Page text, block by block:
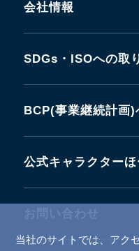
当社のサイトでは、アク
会社情報
SDGs・ISOへの取
BCP(事業継続計画)
公式キャラクター
お問い合わせ